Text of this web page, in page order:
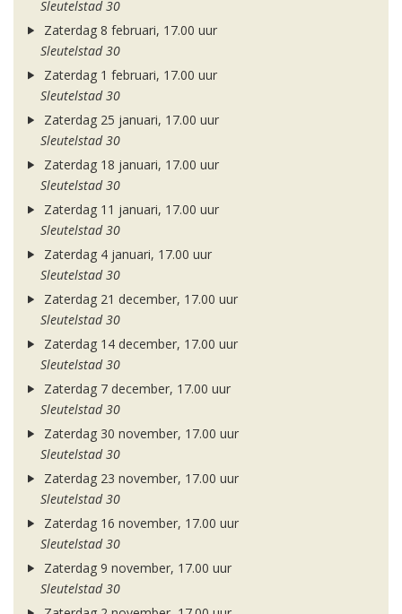
Sleutelstad 30
Zaterdag 8 februari, 17.00 uur
Sleutelstad 30
Zaterdag 1 februari, 17.00 uur
Sleutelstad 30
Zaterdag 25 januari, 17.00 uur
Sleutelstad 30
Zaterdag 18 januari, 17.00 uur
Sleutelstad 30
Zaterdag 11 januari, 17.00 uur
Sleutelstad 30
Zaterdag 4 januari, 17.00 uur
Sleutelstad 30
Zaterdag 21 december, 17.00 uur
Sleutelstad 30
Zaterdag 14 december, 17.00 uur
Sleutelstad 30
Zaterdag 7 december, 17.00 uur
Sleutelstad 30
Zaterdag 30 november, 17.00 uur
Sleutelstad 30
Zaterdag 23 november, 17.00 uur
Sleutelstad 30
Zaterdag 16 november, 17.00 uur
Sleutelstad 30
Zaterdag 9 november, 17.00 uur
Sleutelstad 30